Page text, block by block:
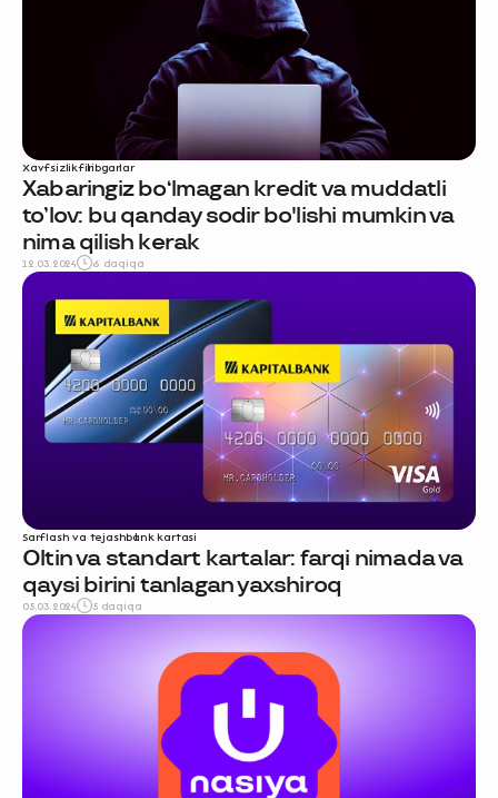
Xavfsizlikfiribgarlar
Xabaringiz bo‘lmagan kredit va muddatli
to’lov: bu qanday sodir bo'lishi mumkin va
nima qilish kerak
12.03.2024 6 daqiqa
Sarflash va tejashbank kartasi
Oltin va standart kartalar: farqi nimada va
qaysi birini tanlagan yaxshiroq
05.03.2024 5 daqiqa